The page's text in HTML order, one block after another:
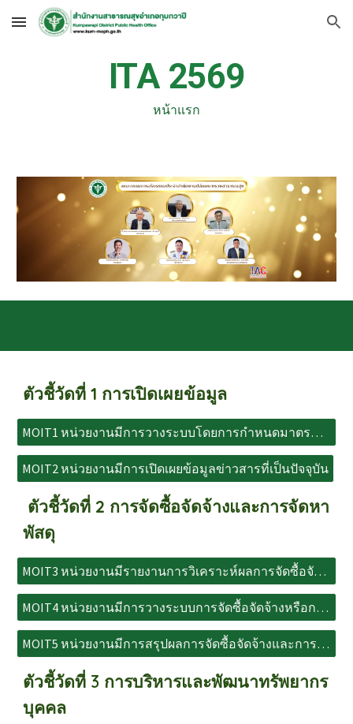
Skip to main content Skip to navigation
ITA 2569
หน้าแรก
ตัวชี้วัดที่ 1 การเปิดเผยข้อมูล
MOIT1 หน่วยงานมีการวางระบบโดยการกำหนดมาตรการการเผยแพร่ข้อมูลต่อสาธารณะ ผ่านเว็บไซต์
MOIT2 หน่วยงานมีการเปิดเผยข้อมูลข่าวสารที่เป็นปัจจุบัน
ตัวชี้วัดที่ 2 การจัดซื้อจัดจ้างและการจัดหา
พัสดุ
MOIT3 หน่วยงานมีรายงานการวิเคราะห์ผลการจัดซื้อจัดจ้างและการจัดหาพัสดุ ของปีงบประมาณ พ.ศ. 2567
MOIT4 หน่วยงานมีการวางระบบการจัดซื้อจัดจ้างหรือการจัดหาพัสดุ ประจำปีงบประมาณ พ.ศ. 2568
MOIT5 หน่วยงานมีการสรุปผลการจัดซื้อจัดจ้างและการจัดหาพัสดุรายเดือน ประจำปีงบประมาณ พ.ศ. 2568
ตัวชี้วัดที่ 3 การบริหารและพัฒนาทรัพยากร
บุคคล